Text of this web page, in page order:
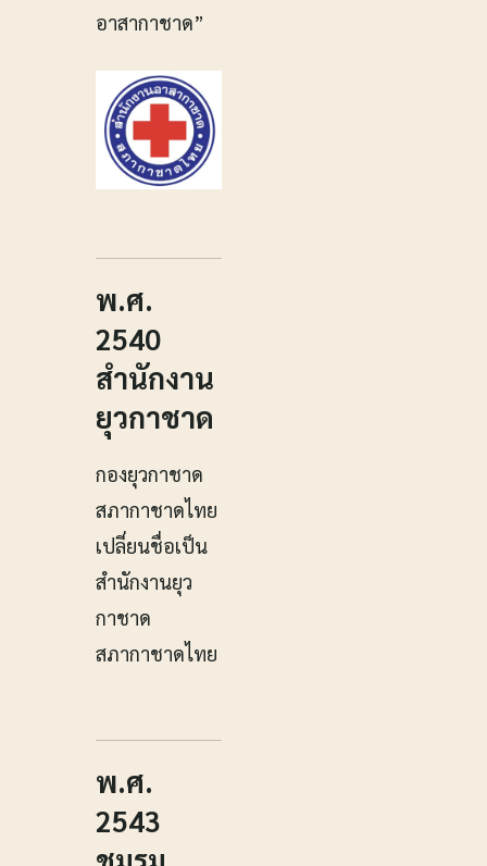
อาสากาชาด”
พ.ศ.
2540
สำนักงาน
ยุวกาชาด
กองยุวกาชาด
สภากาชาดไทย
เปลี่ยนชื่อเป็น
สำนักงานยุว
กาชาด
สภากาชาดไทย
พ.ศ.
2543